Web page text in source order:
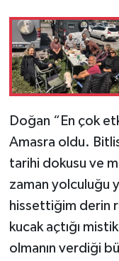
Doğan “En çok
Amasra oldu.
tarihi dokusu ve
zaman yolculuğu
hissettiğim derin
kucak açtığı
olmanın verdiği